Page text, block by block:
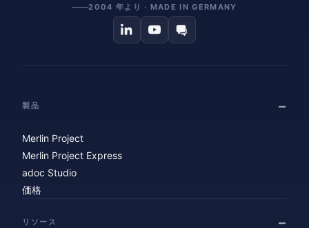
2004 年より · MADE IN GERMANY
製品
Merlin Project
Merlin Project Express
adoc Studio
価格
リソース